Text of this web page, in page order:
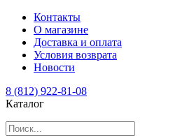
Контакты
О магазине
Доставка и оплата
Условия возврата
Новости
8 (812) 922-81-08
Каталог